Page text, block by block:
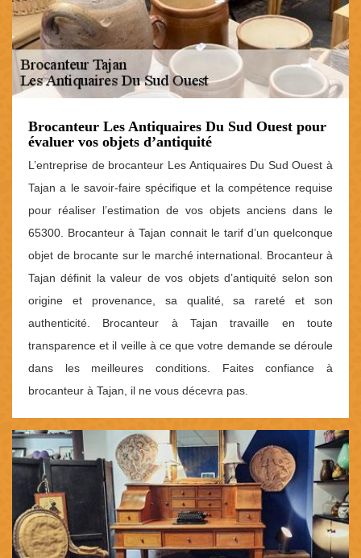
Brocanteur Les Antiquaires Du Sud Ouest pour
évaluer vos objets d’antiquité
L’entreprise de brocanteur Les Antiquaires Du Sud Ouest à
Tajan a le savoir-faire spécifique et la compétence requise
pour réaliser l’estimation de vos objets anciens dans le
65300. Brocanteur à Tajan connait le tarif d’un quelconque
objet de brocante sur le marché international. Brocanteur à
Tajan définit la valeur de vos objets d’antiquité selon son
origine et provenance, sa qualité, sa rareté et son
authenticité. Brocanteur à Tajan travaille en toute
transparence et il veille à ce que votre demande se déroule
dans les meilleures conditions. Faites confiance à
brocanteur à Tajan, il ne vous décevra pas.